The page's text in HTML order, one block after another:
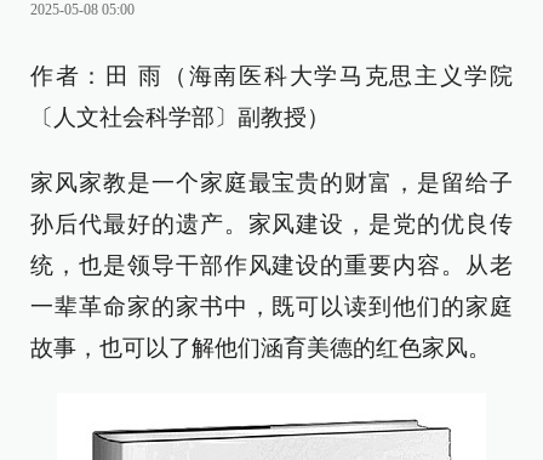
2025-05-08 05:00
作者：田 雨（海南医科大学马克思主义学院
〔人文社会科学部〕副教授）
家风家教是一个家庭最宝贵的财富，是留给子
孙后代最好的遗产。家风建设，是党的优良传
统，也是领导干部作风建设的重要内容。从老
一辈革命家的家书中，既可以读到他们的家庭
故事，也可以了解他们涵育美德的红色家风。